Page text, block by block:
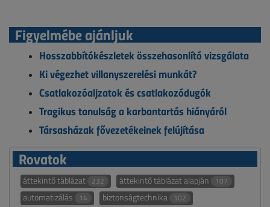
Figyelmébe ajánljuk
Hosszabbítókészletek összehasonlító vizsgálata
Ki végezhet villanyszerelési munkát?
Csatlakozóaljzatok és csatlakozódugók
Tragikus tanulság a karbantartás hiányáról
Társasházak fővezetékeinek felújítása
Rovatok
áttekintő táblázat 232 áttekintő táblázat alapján 107
automatizálás 14 biztonságtechnika 102